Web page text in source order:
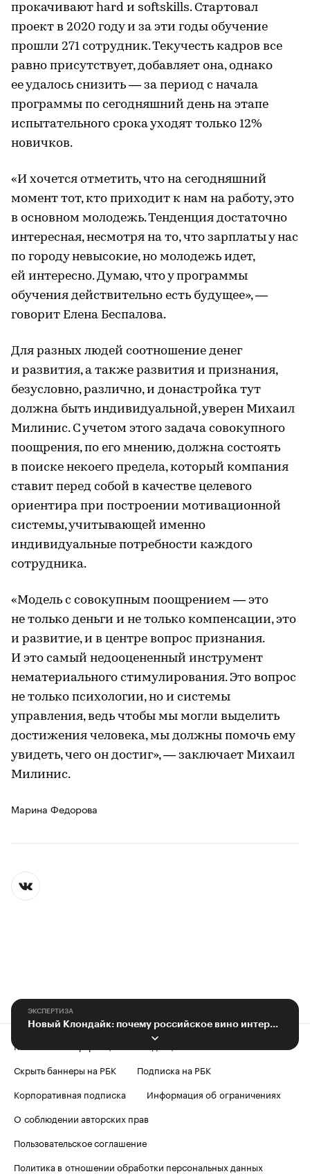
прокачивают hard и softskills. Стартовал
проект в 2020 году и за эти годы обучение
прошли 271 сотрудник. Текучесть кадров все
равно присутствует, добавляет она, однако
ее удалось снизить — за период с начала
программы по сегодняшний день на этапе
испытательного срока уходят только 12%
новичков.
«И хочется отметить, что на сегодняшний
момент тот, кто приходит к нам на работу, это
в основном молодежь. Тенденция достаточно
интересная, несмотря на то, что зарплаты у нас
по городу невысокие, но молодежь идет,
ей интересно. Думаю, что у программы
обучения действительно есть будущее», —
говорит Елена Беспалова.
Для разных людей соотношение денег
и развития, а также развития и признания,
безусловно, различно, и донастройка тут
должна быть индивидуальной, уверен Михаил
Милинис. С учетом этого задача совокупного
поощрения, по его мнению, должна состоять
в поиске некоего предела, который компания
ставит перед собой в качестве целевого
ориентира при построении мотивационной
системы, учитывающей именно
индивидуальные потребности каждого
сотрудника.
«Модель с совокупным поощрением — это
не только деньги и не только компенсации, это
и развитие, и в центре вопрос признания.
И это самый недооцененный инструмент
нематериального стимулирования. Это вопрос
не только психологии, но и системы
управления, ведь чтобы мы могли выделить
достижения человека, мы должны помочь ему
увидеть, чего он достиг», — заключает Михаил
Милинис.
Марина Федорова
ЭКСПЕРТИЗА
Новый Клондайк: почему российское вино интересно и бизнесу, и государству
Контактная информация
Редакция
Скрыть баннеры на РБК
Подписка на РБК
Корпоративная подписка
Информация об ограничениях
О соблюдении авторских прав
Пользовательское соглашение
Политика в отношении обработки персональных данных